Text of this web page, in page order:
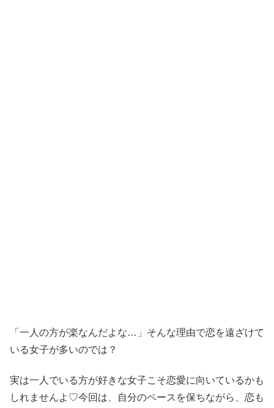
「一人の方が楽なんだよな…」そんな理由で恋を遠ざけて
いる女子が多いのでは？
実は一人でいる方が好きな女子こそ恋愛に向いているかも
しれませんよ♡今回は、自分のペースを保ちながら、恋も